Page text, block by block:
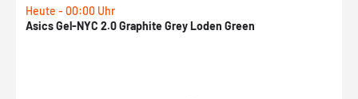
Heute - 00:00 Uhr
Asics Gel-NYC 2.0 Graphite Grey Loden Green